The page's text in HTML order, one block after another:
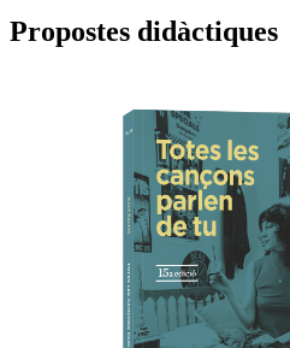
Propostes didàctiques